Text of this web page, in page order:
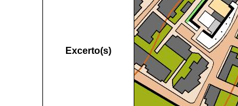
Excerto(s)